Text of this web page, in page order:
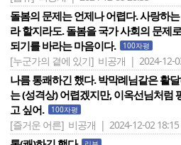
돌봄의 문제는 언제나 어렵다. 사랑하
라 할지라도. 돌봄을 국가 사회의 문제
되기를 바라는 마음이다.
100자평
[누군가의 곁에 있기] 비공개 | 2024-12-
나름 통쾌하긴 했다. 박막례님같은 활
는 (성격상) 어렵겠지만, 이옥선님처럼
고 싶어.
100자평
[즐거운 어른] 비공개 | 2024-12-02 18:15